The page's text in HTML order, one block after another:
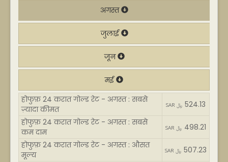
अगस्त
जुलाई
जून
मई
होफुफ़ 24 करात गोल्ड रेट - अगस्त : सबसे
ज़्यादा कीमत
SAR ﷼ 524.13
होफुफ़ 24 करात गोल्ड रेट - अगस्त : सबसे
कम दाम
SAR ﷼ 498.21
होफुफ़ 24 करात गोल्ड रेट - अगस्त : औसत
मूल्य
SAR ﷼ 507.23